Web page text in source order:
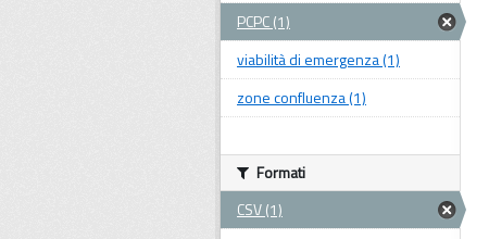
PCPC (1)
viabilità di emergenza (1)
zone confluenza (1)
Formati
CSV (1)